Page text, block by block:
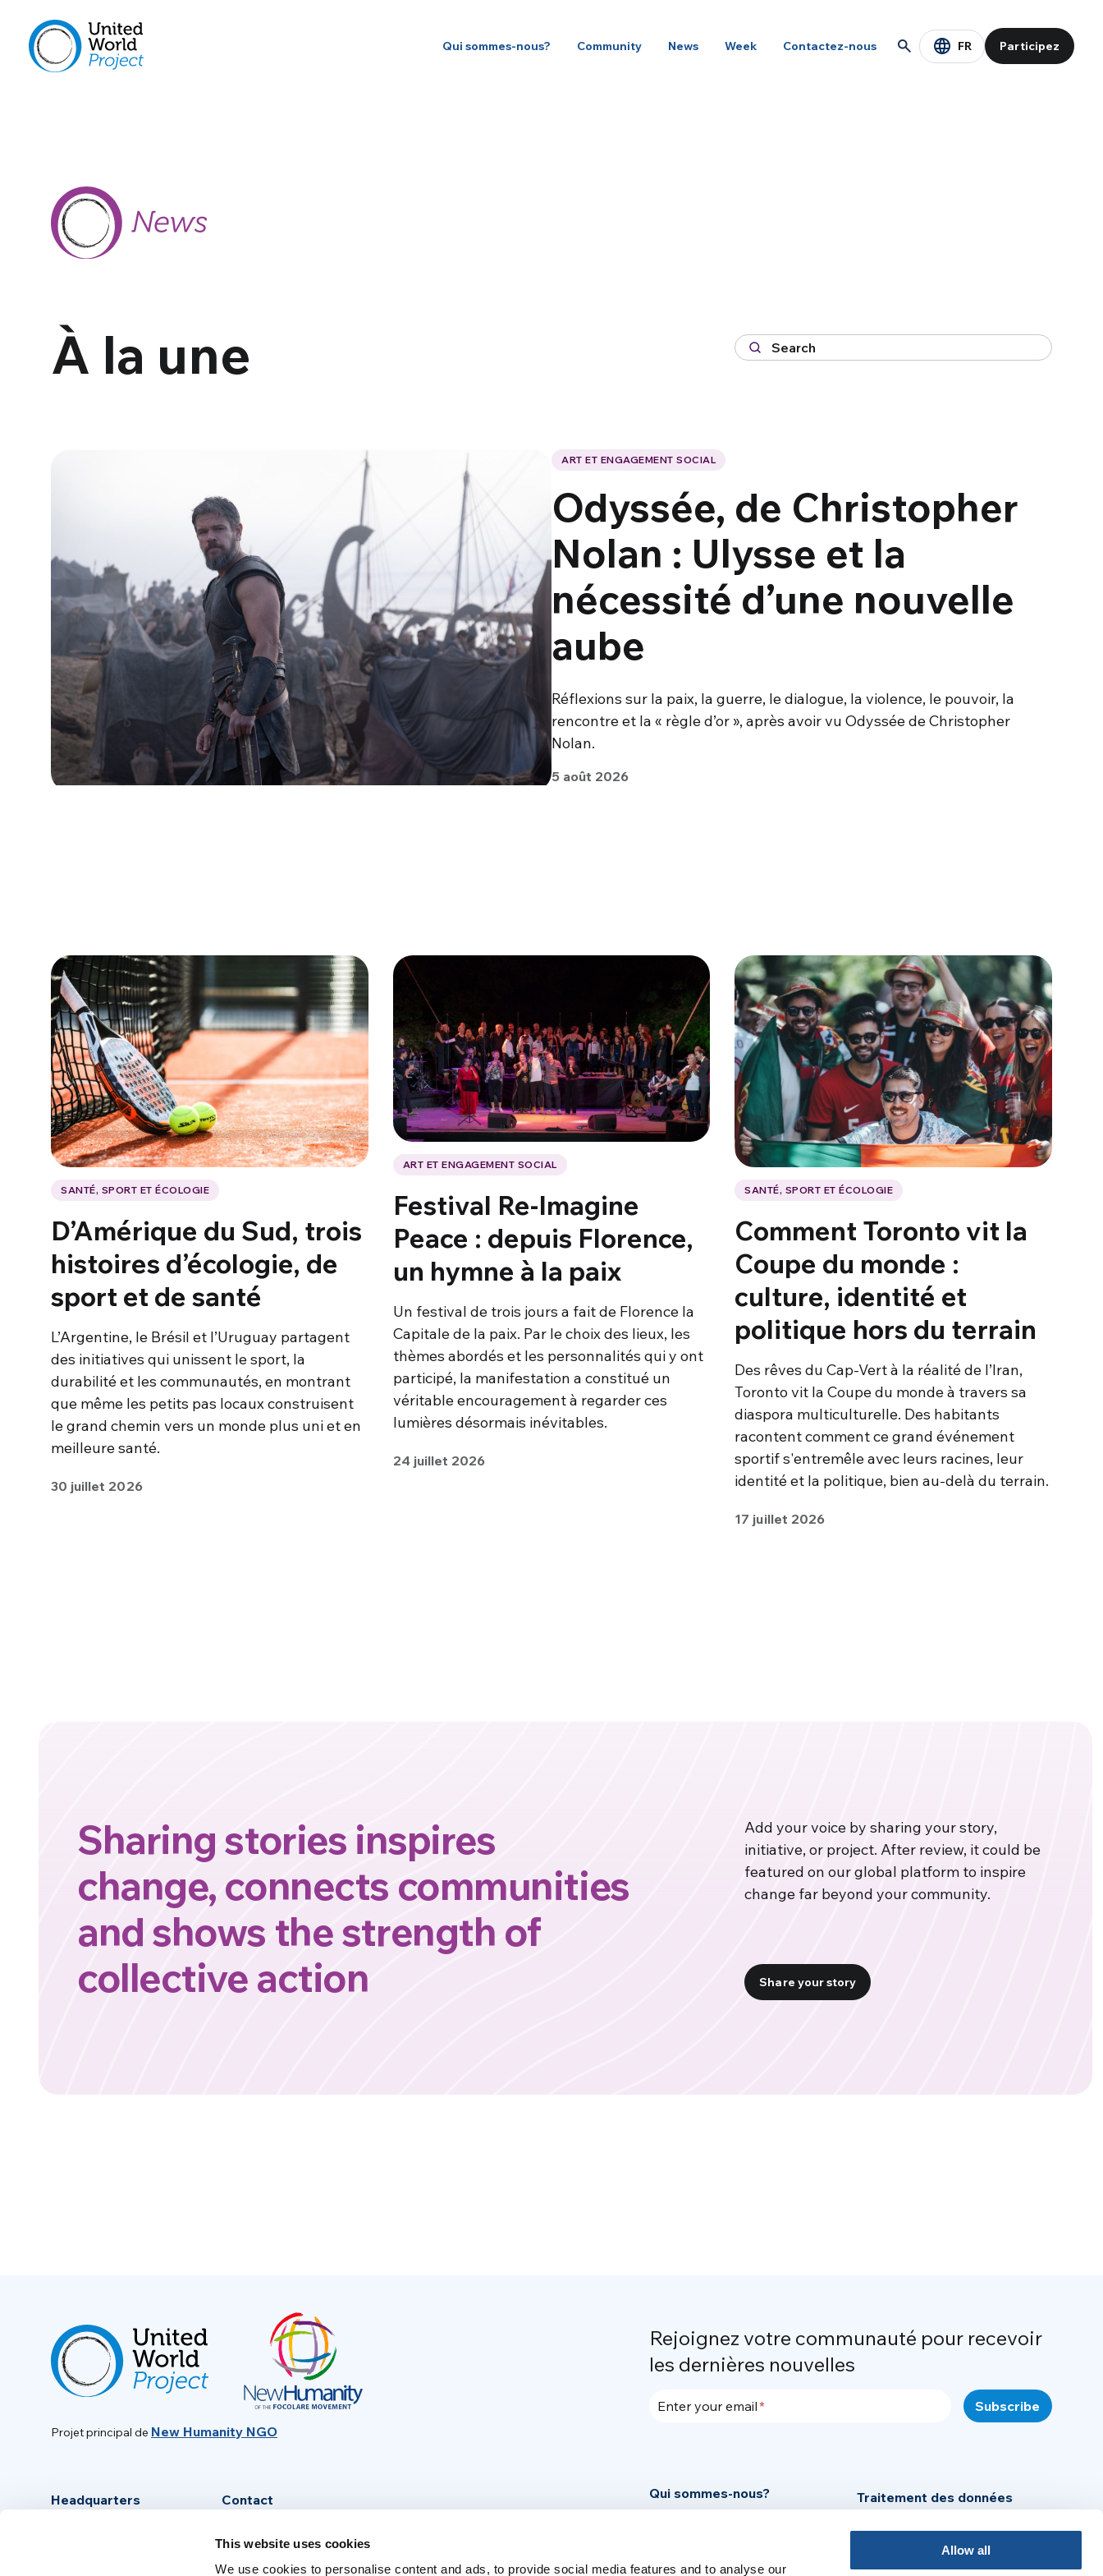
This website uses cookies
We use cookies to personalise content and ads, to provide social media features and to analyse our
Allow all
Qui sommes-nous? Community News Week Contactez-nous FR Participez
À la une
ART ET ENGAGEMENT SOCIAL
Odyssée, de Christopher
Nolan : Ulysse et la
nécessité d’une nouvelle
aube
Réflexions sur la paix, la guerre, le dialogue, la violence, le pouvoir, la
rencontre et la « règle d’or », après avoir vu Odyssée de Christopher
Nolan.
5 août 2026
SANTÉ, SPORT ET ÉCOLOGIE
D’Amérique du Sud, trois
histoires d’écologie, de
sport et de santé
L’Argentine, le Brésil et l’Uruguay partagent
des initiatives qui unissent le sport, la
durabilité et les communautés, en montrant
que même les petits pas locaux construisent
le grand chemin vers un monde plus uni et en
meilleure santé.
30 juillet 2026
ART ET ENGAGEMENT SOCIAL
Festival Re-Imagine
Peace : depuis Florence,
un hymne à la paix
Un festival de trois jours a fait de Florence la
Capitale de la paix. Par le choix des lieux, les
thèmes abordés et les personnalités qui y ont
participé, la manifestation a constitué un
véritable encouragement à regarder ces
lumières désormais inévitables.
24 juillet 2026
SANTÉ, SPORT ET ÉCOLOGIE
Comment Toronto vit la
Coupe du monde :
culture, identité et
politique hors du terrain
Des rêves du Cap-Vert à la réalité de l’Iran,
Toronto vit la Coupe du monde à travers sa
diaspora multiculturelle. Des habitants
racontent comment ce grand événement
sportif s'entremêle avec leurs racines, leur
identité et la politique, bien au-delà du terrain.
17 juillet 2026
Sharing stories inspires
change, connects communities
and shows the strength of
collective action
Add your voice by sharing your story,
initiative, or project. After review, it could be
featured on our global platform to inspire
change far beyond your community.
Share your story
Projet principal de New Humanity NGO
Rejoignez votre communauté pour recevoir
les dernières nouvelles
Enter your email
Headquarters Contact
+39 06 94 31 56 35
Qui sommes-nous?
Traitement des données
personnelles
Mentions légales